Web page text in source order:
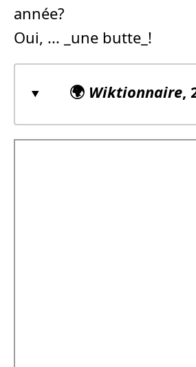
année?
Oui, ... _une butte_!
🌍 Wiktionnaire,